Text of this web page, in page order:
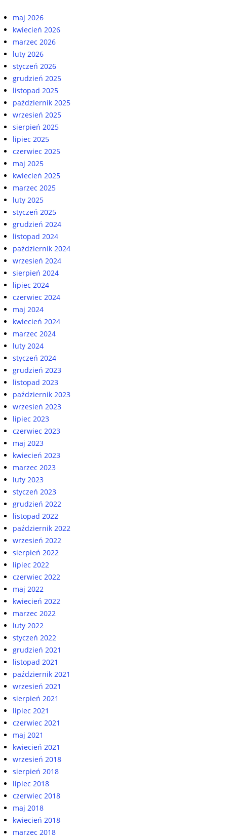
maj 2026
kwiecień 2026
marzec 2026
luty 2026
styczeń 2026
grudzień 2025
listopad 2025
październik 2025
wrzesień 2025
sierpień 2025
lipiec 2025
czerwiec 2025
maj 2025
kwiecień 2025
marzec 2025
luty 2025
styczeń 2025
grudzień 2024
listopad 2024
październik 2024
wrzesień 2024
sierpień 2024
lipiec 2024
czerwiec 2024
maj 2024
kwiecień 2024
marzec 2024
luty 2024
styczeń 2024
grudzień 2023
listopad 2023
październik 2023
wrzesień 2023
lipiec 2023
czerwiec 2023
maj 2023
kwiecień 2023
marzec 2023
luty 2023
styczeń 2023
grudzień 2022
listopad 2022
październik 2022
wrzesień 2022
sierpień 2022
lipiec 2022
czerwiec 2022
maj 2022
kwiecień 2022
marzec 2022
luty 2022
styczeń 2022
grudzień 2021
listopad 2021
październik 2021
wrzesień 2021
sierpień 2021
lipiec 2021
czerwiec 2021
maj 2021
kwiecień 2021
wrzesień 2018
sierpień 2018
lipiec 2018
czerwiec 2018
maj 2018
kwiecień 2018
marzec 2018